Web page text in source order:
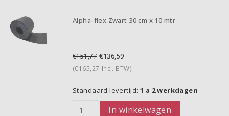
Alpha-flex Zwart 30 cm x 10 mtr
€151,77 €136,59
(€165,27 Incl. BTW)
Standaard levertijd: 1 a 2 werkdagen
In winkelwagen